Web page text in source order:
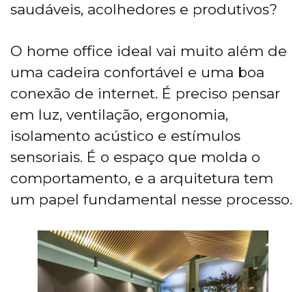
saudáveis, acolhedores e produtivos?
O home office ideal vai muito além de
uma cadeira confortável e uma boa
conexão de internet. É preciso pensar
em luz, ventilação, ergonomia,
isolamento acústico e estímulos
sensoriais. É o espaço que molda o
comportamento, e a arquitetura tem
um papel fundamental nesse processo.